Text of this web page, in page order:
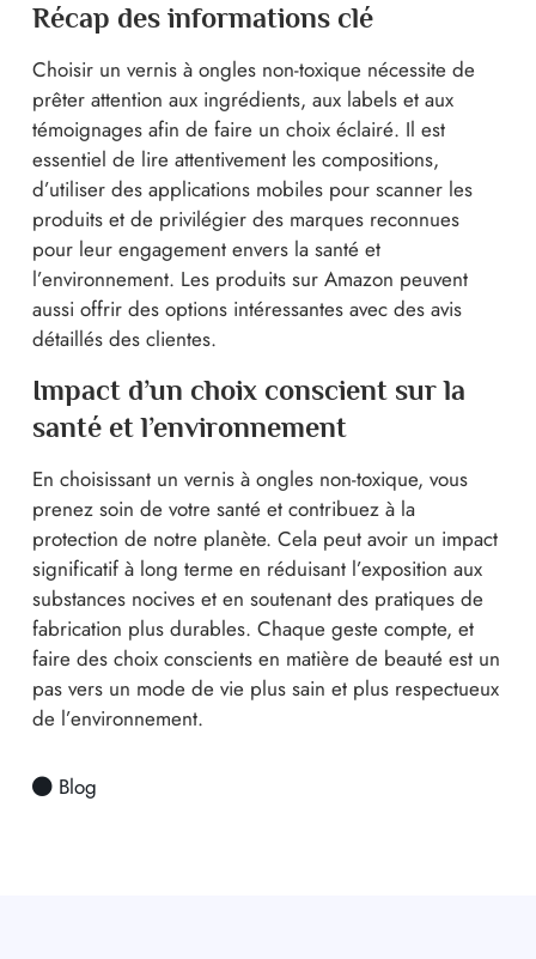
Récap des informations clé
Choisir un vernis à ongles non-toxique nécessite de
prêter attention aux ingrédients, aux labels et aux
témoignages afin de faire un choix éclairé. Il est
essentiel de lire attentivement les compositions,
d’utiliser des applications mobiles pour scanner les
produits et de privilégier des marques reconnues
pour leur engagement envers la santé et
l’environnement. Les produits sur Amazon peuvent
aussi offrir des options intéressantes avec des avis
détaillés des clientes.
Impact d’un choix conscient sur la
santé et l’environnement
En choisissant un vernis à ongles non-toxique, vous
prenez soin de votre santé et contribuez à la
protection de notre planète. Cela peut avoir un impact
significatif à long terme en réduisant l’exposition aux
substances nocives et en soutenant des pratiques de
fabrication plus durables. Chaque geste compte, et
faire des choix conscients en matière de beauté est un
pas vers un mode de vie plus sain et plus respectueux
de l’environnement.
Blog